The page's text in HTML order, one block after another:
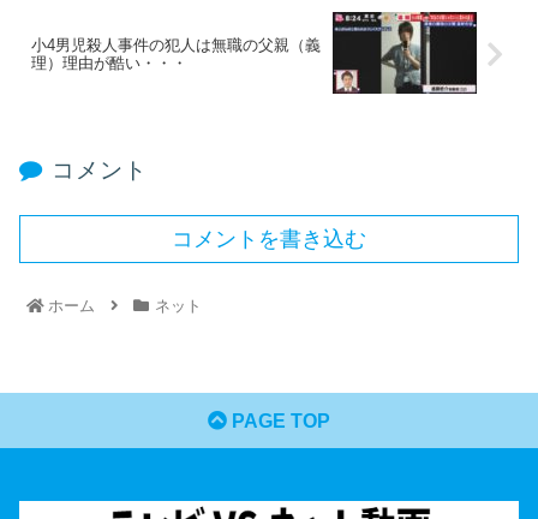
小4男児殺人事件の犯人は無職の父親（義
理）理由が酷い・・・
コメント
コメントを書き込む
ホーム ネット
PAGE TOP